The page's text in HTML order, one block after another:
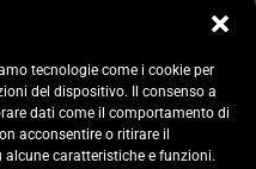
tecnologie come i cookie per
del dispositivo. Il consenso a
dati come il comportamento di
acconsentire o ritirare il
caratteristiche e funzioni.